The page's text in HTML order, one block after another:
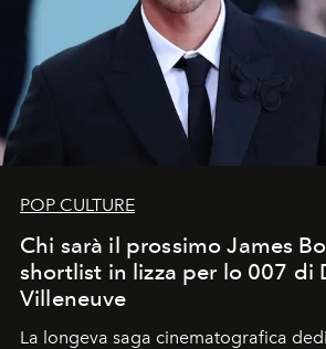
POP CULTURE
Chi sarà il prossimo James
shortlist in lizza per lo 007 di
Villeneuve
La longeva saga cinematografica